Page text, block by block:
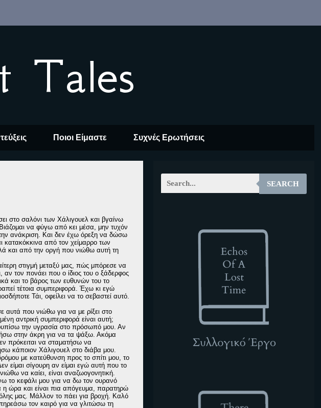
Tales
Ποιοι Είμαστε Συχνές Ερωτήσεις
στο σαλόνι των Χάλιγουελ και βγαίνω
να φύγω από κει μέσα, μην τυχόν
την ανάκριση. Και δεν έχω όρεξη να δώσω
κατακόκκινα από τον χείμαρρο των
και από την οργή που νιώθω αυτή τη
στιγμή μεταξύ μας, πώς μπόρεσε να
αν τον πονάει που ο ίδιος του ο ξάδερφος
και το βάρος των ευθυνών του το
τέτοια συμπεριφορά. Έχω κι εγώ
Τάι, οφείλει να το σεβαστεί αυτό.
αυτά που νιώθω για να με ρίξει στο
αντρική συμπεριφορά είναι αυτή;
την υγρασία στο πρόσωπό μου. Αν
στην άκρη για να τα ψάξω. Ακόμα
πρόκειται να σταματήσω να
κάποιον Χάλιγουελ στο διάβα μου.
με κατεύθυνση προς το σπίτι μου, το
είμαι σίγουρη αν είμαι εγώ αυτή που το
να καίει, είναι αναζωογονητική.
το κεφάλι μου για να δω τον ουρανό
η ώρα και είναι πια απόγευμα, παρατηρώ
μας. Μάλλον το πάει για βροχή. Καλό
τον καιρό για να γλιτώσω τη
SEARCH